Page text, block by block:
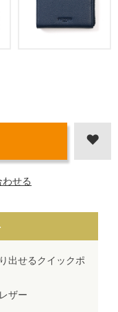
せる
出せるクイックポ
ザー